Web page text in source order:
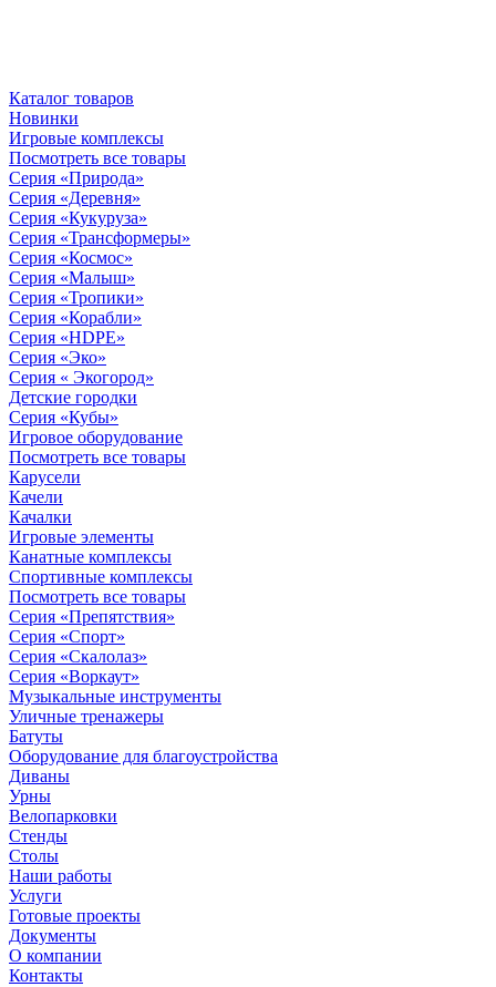
Каталог товаров
Новинки
Игровые комплексы
Посмотреть все товары
Серия «Природа»
Серия «Деревня»
Серия «Кукуруза»
Серия «Трансформеры»
Серия «Космос»
Серия «Малыш»
Серия «Тропики»
Серия «Корабли»
Серия «HDPE»
Серия «Эко»
Серия « Экогород»
Детские городки
Серия «Кубы»
Игровое оборудование
Посмотреть все товары
Карусели
Качели
Качалки
Игровые элементы
Канатные комплексы
Спортивные комплексы
Посмотреть все товары
Серия «Препятствия»
Серия «Спорт»
Серия «Скалолаз»
Серия «Воркаут»
Музыкальные инструменты
Уличные тренажеры
Батуты
Оборудование для благоустройства
Диваны
Урны
Велопарковки
Стенды
Столы
Наши работы
Услуги
Готовые проекты
Документы
О компании
Контакты